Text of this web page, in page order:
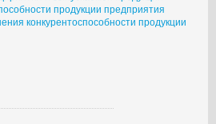
продукции предприятия
конкурентоспособности продукции